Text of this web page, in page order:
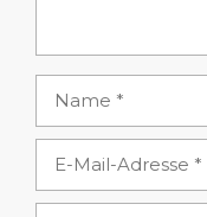
Mail-
Adresse